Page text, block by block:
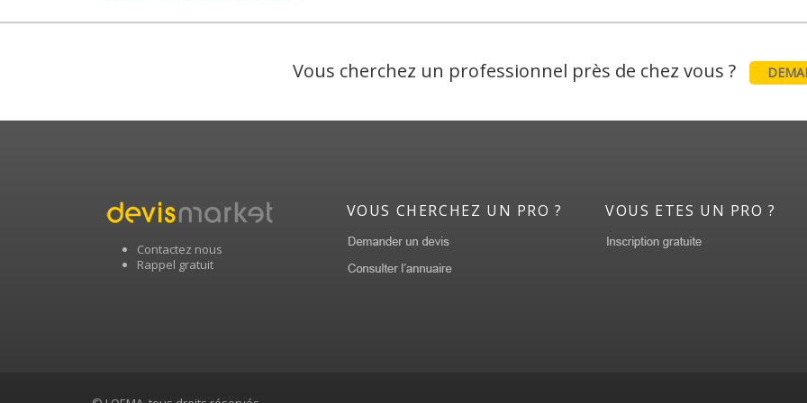
Vous cherchez un professionnel près de chez vous ?
Contactez nous
Rappel gratuit
VOUS CHERCHEZ UN PRO ? VOUS ETES UN PRO ?